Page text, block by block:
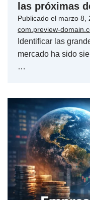
las próximas
Publicado el marzo 8,
com.preview-
Identificar las
mercado ha sido
…